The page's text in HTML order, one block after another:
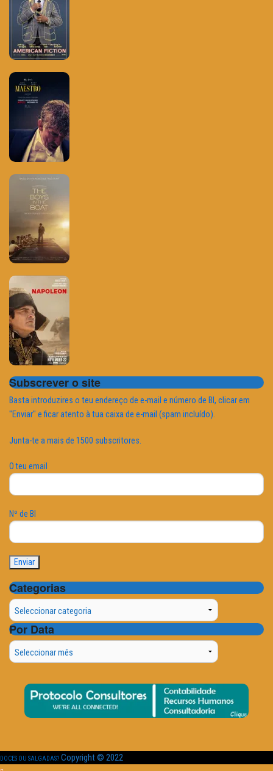
Subscrever o site
Basta introduzires o teu endereço de e-mail e número de BI, clicar em
"Enviar" e ficar atento à tua caixa de e-mail (spam incluído).
Junta-te a mais de 1500 subscritores.
O teu email
Nº de BI
Categorias
Categorias
Por Data
Por
Data
DOCES OU SALGADAS? Copyright © 2022